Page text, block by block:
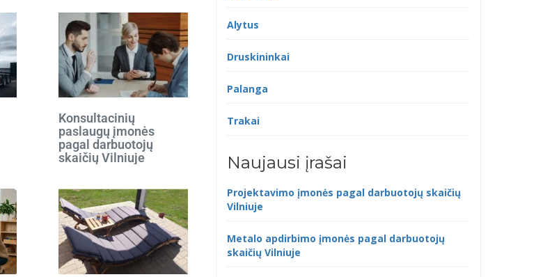
Konsultacinių
paslaugų įmonės
pagal darbuotojų
skaičių Vilniuje
Alytus
Druskininkai
Palanga
Trakai
Naujausi įrašai
Projektavimo įmonės pagal darbuotojų skaičių
Vilniuje
Metalo apdirbimo įmonės pagal darbuotojų
skaičių Vilniuje